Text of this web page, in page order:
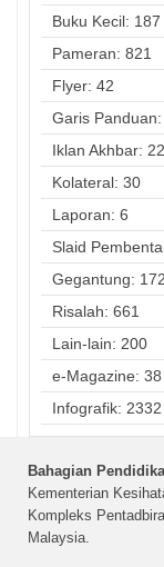
Buku Kecil: 187
Pameran: 821
Flyer: 42
Garis
Iklan Akhbar:
Kolateral: 30
Laporan: 6
Slaid
Gegantung: 172
Risalah: 661
Lain-lain: 200
e-Magazine: 38
Infografik: 2332
Bahagian
Kementerian
Kompleks
Malaysia.